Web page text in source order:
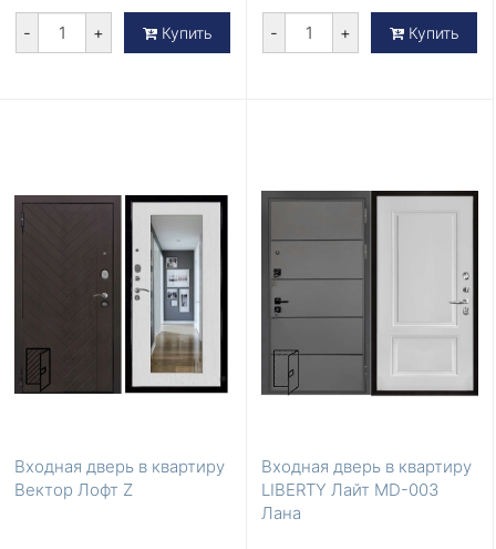
- + Купить - + Купить
Входная дверь в квартиру
Вектор Лофт Z
Входная дверь в квартиру
LIBERTY Лайт MD-003
Лана